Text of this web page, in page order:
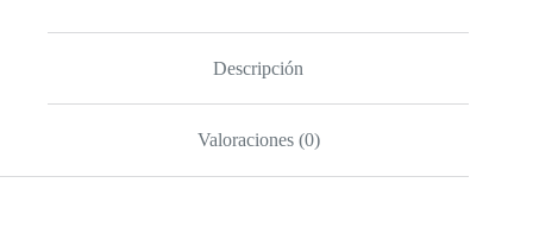
Descripción
Valoraciones (0)